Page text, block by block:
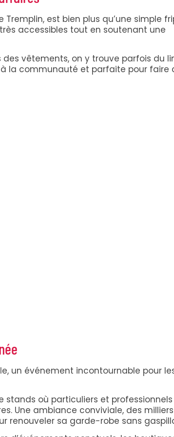
Tremplin, est bien plus qu’une simple
accessibles tout en soutenant une
des vêtements, on y trouve parfois du
la communauté et parfaite pour faire
un événement incontournable pour
où particuliers et professionnels
Une ambiance conviviale, des milliers
renouveler sa garde-robe sans